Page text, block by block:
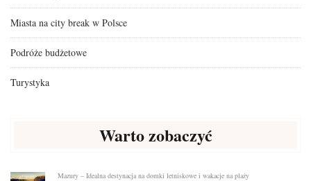
Miasta na city break w Polsce
Podróże budżetowe
Turystyka
Warto zobaczyć
Mazury – Idealna destynacja na domki letniskowe i wakacje na plaży